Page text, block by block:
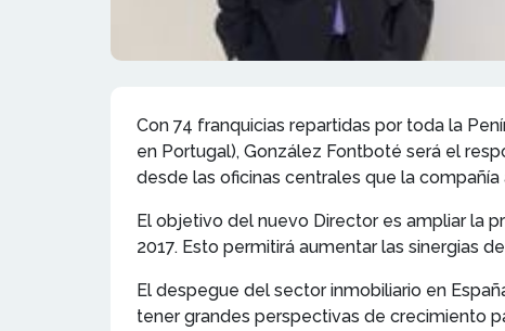
Con 74 franquicias repartidas por toda la
en Portugal), González Fontboté será el
desde las oficinas centrales que la
El objetivo del nuevo Director es ampliar la
2017. Esto permitirá aumentar las sinergias
El despegue del sector inmobiliario en
tener grandes perspectivas de crecimiento